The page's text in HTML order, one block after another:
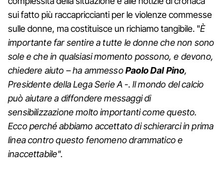
sui fatto più raccapriccianti per le violenze commesse
sulle donne, ma costituisce un richiamo tangibile. "È
importante far sentire a tutte le donne che non sono
sole e che in qualsiasi momento possono, e devono,
chiedere aiuto – ha ammessoPaolo Dal Pino,
Presidente della Lega Serie A -. Il mondo del calcio
può aiutare a diffondere messaggi di
sensibilizzazione molto importanti come questo.
Ecco perché abbiamo accettato di schierarci in prima
linea contro questo fenomeno drammatico e
inaccettabile".